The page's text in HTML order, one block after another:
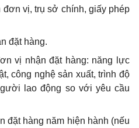
vị, trụ sở chính, giấy phép
đặt hàng.
vị nhận đặt hàng: năng lực
công nghệ sản xuất, trình độ
lao động so với yêu cầu
đặt hàng năm hiện hành (nếu